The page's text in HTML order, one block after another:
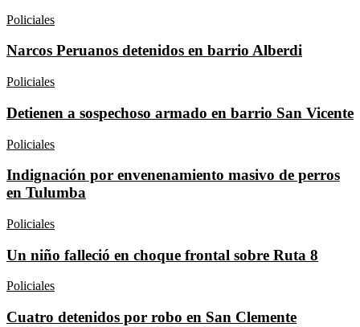
Policiales
Narcos Peruanos detenidos en barrio Alberdi
Policiales
Detienen a sospechoso armado en barrio San Vicente
Policiales
Indignación por envenenamiento masivo de perros
en Tulumba
Policiales
Un niño falleció en choque frontal sobre Ruta 8
Policiales
Cuatro detenidos por robo en San Clemente